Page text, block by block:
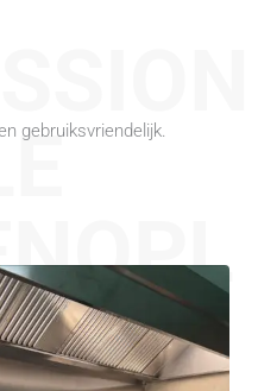
gebruiksvriendelijk.